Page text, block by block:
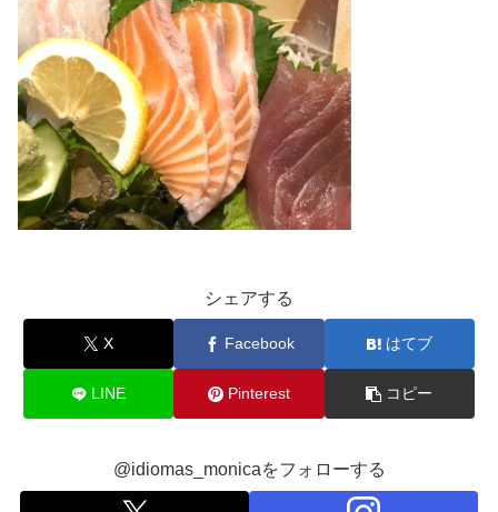
シェアする
X Facebook はてブ
LINE Pinterest コピー
@idiomas_monicaをフォローする